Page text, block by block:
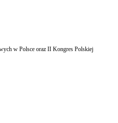
w Polsce oraz II Kongres Polskiej